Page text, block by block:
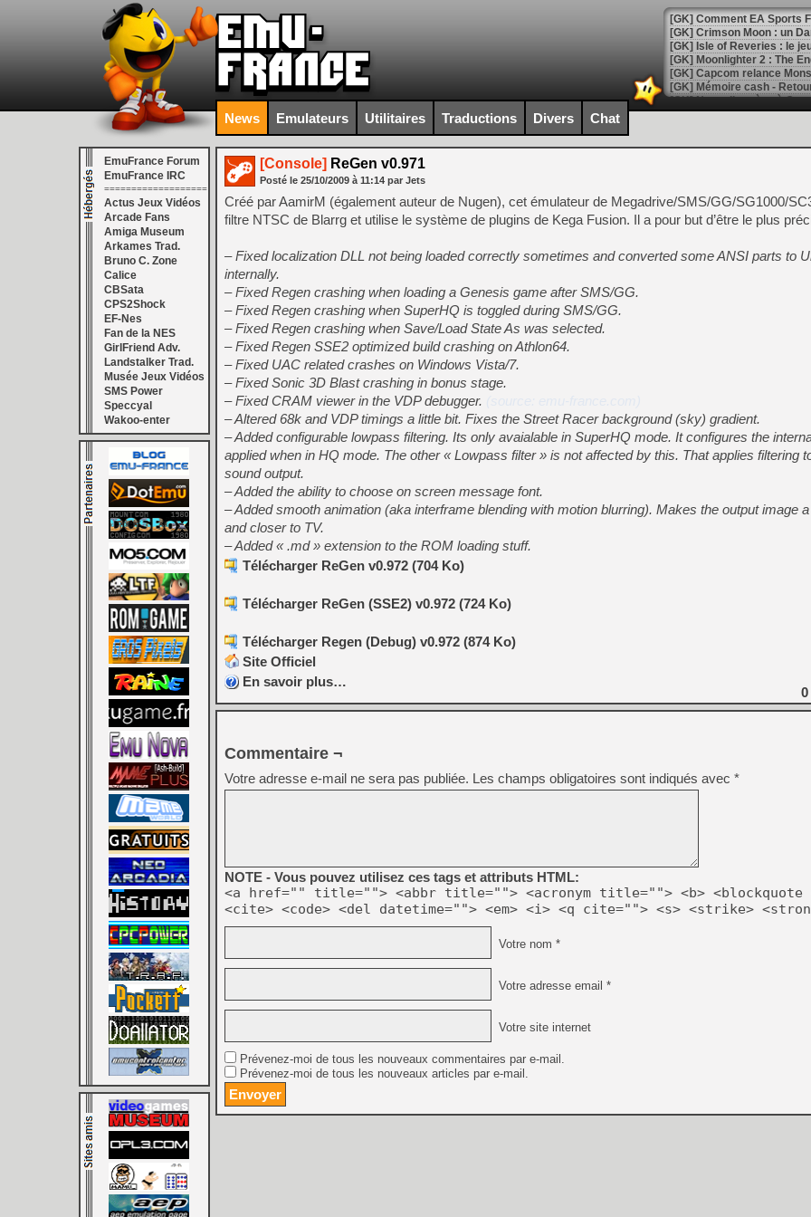
[GK] Comment EA Sports
[GK] Crimson Moon : un
[GK] Isle of Reveries : le
[GK] Moonlighter 2 : The
[GK] Capcom relance
[Mo5] Deux inédits du
[GK] Le beat'em up The
[GK] Endless Legend 2 :
[LS] [PS5] Le WebKit
[GK] Oubliez Crazy Taxi,
[LS] [Switch] NSZ 5.0.0
[GK] No More Room in
[GK] Un chatbot Atelier
[GK] Mémoire cash -
[GK] Nvidia : le prix des
[GK] Suikoden Star Leap :
[Mo5] La mini borne
[GK] Le studio de FIFA
[GK] La PlayStation 1 en
[GK] Dawn of War 4 : les
[GK] CloverPit : l'héritier
[GK] Stellar Blade : Blood
[GK] Palworld Online est
[GK] Wuchang 2 : le
[GK] Test : Big Walk est
[GK] Starsand Island : la
[GK] Dan Houser (GTA)
News Emulateurs Utilitaires Traductions Divers Chat
EmuFrance Forum
EmuFrance IRC
===================
Actus Jeux Vidéos
Arcade Fans
Amiga Museum
Arkames Trad.
Bruno C. Zone
Calice
CBSata
CPS2Shock
EF-Nes
Fan de la NES
GirlFriend Adv.
Landstalker Trad.
Musée Jeux Vidéos
SMS Power
Speccyal
Wakoo-enter
[Console] ReGen v0.971
Posté le 25/10/2009 à 11:14 par Jets
Créé par AamirM (également auteur de Nugen), cet émulateur de Megadrive/SMS/GG/SG1000/
filtre NTSC de Blarrg et utilise le système de plugins de Kega Fusion. Il a pour but d’être le plus
– Fixed localization DLL not being loaded correctly sometimes and converted some ANSI parts to
internally.
– Fixed Regen crashing when loading a Genesis game after SMS/GG.
– Fixed Regen crashing when SuperHQ is toggled during SMS/GG.
– Fixed Regen crashing when Save/Load State As was selected.
– Fixed Regen SSE2 optimized build crashing on Athlon64.
– Fixed UAC related crashes on Windows Vista/7.
– Fixed Sonic 3D Blast crashing in bonus stage.
– Fixed CRAM viewer in the VDP debugger.
– Altered 68k and VDP timings a little bit. Fixes the Street Racer background (sky) gradient.
– Added configurable lowpass filtering. Its only avaialable in SuperHQ mode. It configures the
applied when in HQ mode. The other « Lowpass filter » is not affected by this. That applies filtering
sound output.
– Added the ability to choose on screen message font.
– Added smooth animation (aka interframe blending with motion blurring). Makes the output image
and closer to TV.
– Added « .md » extension to the ROM loading stuff.
Télécharger ReGen v0.972 (704 Ko)
Télécharger ReGen (SSE2) v0.972 (724 Ko)
Télécharger Regen (Debug) v0.972 (874 Ko)
Site Officiel
En savoir plus…
0
Commentaire ¬
Votre adresse e-mail ne sera pas publiée. Les champs obligatoires sont indiqués avec *
NOTE - Vous pouvez utilisez ces tags et attributs HTML:
<a href="" title=""> <abbr title=""> <acronym title=""> <b> <blockquote
<cite> <code> <del datetime=""> <em> <i> <q cite=""> <s> <strike>
Votre nom *
Votre adresse email *
Votre site internet
Prévenez-moi de tous les nouveaux commentaires par e-mail.
Prévenez-moi de tous les nouveaux articles par e-mail.